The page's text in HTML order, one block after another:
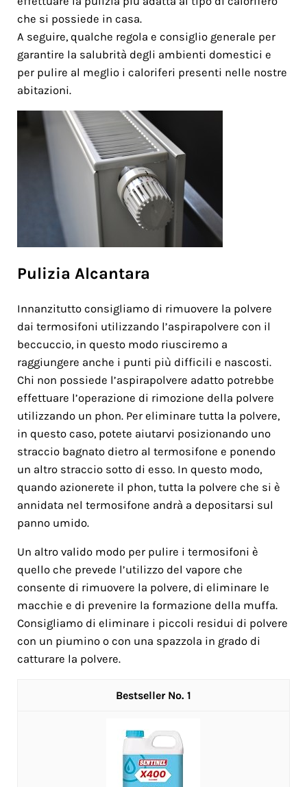
che si possiede in casa.
A seguire, qualche regola e consiglio generale per
garantire la salubrità degli ambienti domestici e
per pulire al meglio i caloriferi presenti nelle nostre
abitazioni.
Pulizia Alcantara
Innanzitutto consigliamo di rimuovere la polvere
dai termosifoni utilizzando l’aspirapolvere con il
beccuccio, in questo modo riusciremo a
raggiungere anche i punti più difficili e nascosti.
Chi non possiede l’aspirapolvere adatto potrebbe
effettuare l’operazione di rimozione della polvere
utilizzando un phon. Per eliminare tutta la polvere,
in questo caso, potete aiutarvi posizionando uno
straccio bagnato dietro al termosifone e ponendo
un altro straccio sotto di esso. In questo modo,
quando azionerete il phon, tutta la polvere che si è
annidata nel termosifone andrà a depositarsi sul
panno umido.
Un altro valido modo per pulire i termosifoni è
quello che prevede l’utilizzo del vapore che
consente di rimuovere la polvere, di eliminare le
macchie e di prevenire la formazione della muffa.
Consigliamo di eliminare i piccoli residui di polvere
con un piumino o con una spazzola in grado di
catturare la polvere.
1